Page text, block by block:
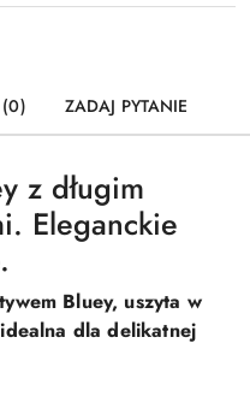
(0) ZADAJ PYTANIE
z długim
Eleganckie
Bluey, uszyta w
dla delikatnej